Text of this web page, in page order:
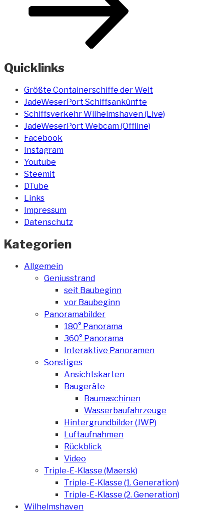
Quicklinks
Größte Containerschiffe der Welt
JadeWeserPort Schiffsankünfte
Schiffsverkehr Wilhelmshaven (Live)
JadeWeserPort Webcam (Offline)
Facebook
Instagram
Youtube
Steemit
DTube
Links
Impressum
Datenschutz
Kategorien
Allgemein
Geniusstrand
seit Baubeginn
vor Baubeginn
Panoramabilder
180° Panorama
360° Panorama
Interaktive Panoramen
Sonstiges
Ansichtskarten
Baugeräte
Baumaschinen
Wasserbaufahrzeuge
Hintergrundbilder (JWP)
Luftaufnahmen
Rückblick
Video
Triple-E-Klasse (Maersk)
Triple-E-Klasse (1. Generation)
Triple-E-Klasse (2. Generation)
Wilhelmshaven